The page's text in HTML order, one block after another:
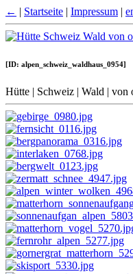
← | Startseite | Impressum |
[ID: alpen_schweiz_waldhaus_0954]
Hütte | Schweiz | Wald |